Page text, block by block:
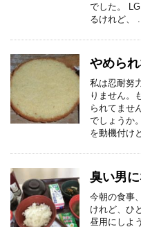
でした。
るけれど、
やめら
私は忍耐努
りません。
られてませ
でしょうか
を動機付け
臭い男
今朝の食事
けれど、ひ
昼用にしよ